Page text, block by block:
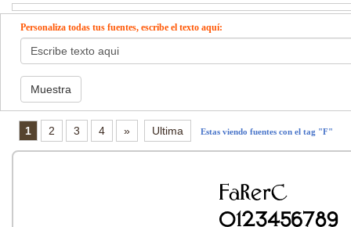
Personaliza todas tus fuentes, escribe el texto aquí:
1 2 3 4 » Ultima Estas viendo fuentes con el tag "F"